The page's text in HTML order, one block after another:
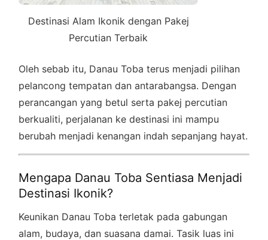
Destinasi Alam Ikonik dengan Pakej
Percutian Terbaik
Oleh sebab itu, Danau Toba terus menjadi pilihan
pelancong tempatan dan antarabangsa. Dengan
perancangan yang betul serta pakej percutian
berkualiti, perjalanan ke destinasi ini mampu
berubah menjadi kenangan indah sepanjang hayat.
Mengapa Danau Toba Sentiasa Menjadi
Destinasi Ikonik?
Keunikan Danau Toba terletak pada gabungan
alam, budaya, dan suasana damai. Tasik luas ini